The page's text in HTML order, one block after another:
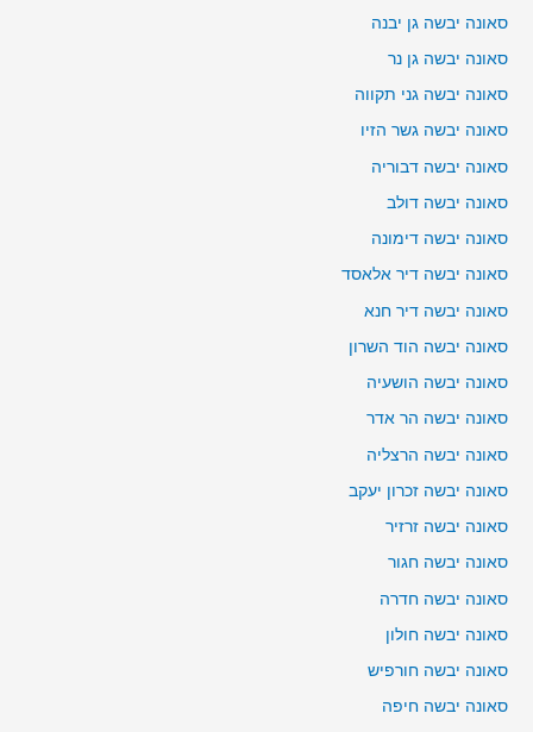
סאונה יבשה גן יבנה
סאונה יבשה גן נר
סאונה יבשה גני תקווה
סאונה יבשה גשר הזיו
סאונה יבשה דבוריה
סאונה יבשה דולב
סאונה יבשה דימונה
סאונה יבשה דיר אלאסד
סאונה יבשה דיר חנא
סאונה יבשה הוד השרון
סאונה יבשה הושעיה
סאונה יבשה הר אדר
סאונה יבשה הרצליה
סאונה יבשה זכרון יעקב
סאונה יבשה זרזיר
סאונה יבשה חגור
סאונה יבשה חדרה
סאונה יבשה חולון
סאונה יבשה חורפיש
סאונה יבשה חיפה